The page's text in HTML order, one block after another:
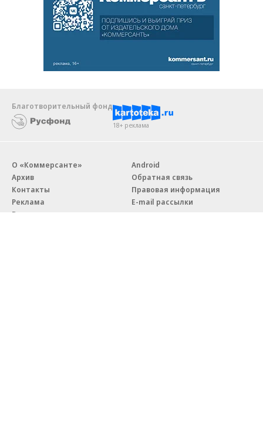
Благотворительный фонд
18+ реклама
О «Коммерсанте»
Архив
Контакты
Реклама
Вакансии
Android
Обратная связь
Правовая информация
E-mail рассылки